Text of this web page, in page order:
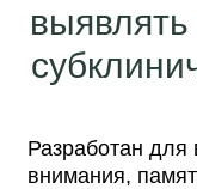
Разработан
внимания,